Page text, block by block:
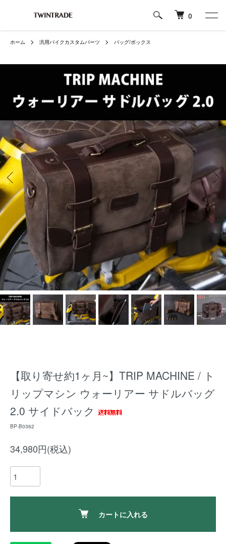
0
ホーム 汎用バイクカスタムパーツ バッグ/ボックス
【取り寄せ約1ヶ月~】TRIP MACHINE / ト
リップマシン ウォーリアー サドルバッグ
2.0 サイドバック
BP-B0362
34,980円(税込)
カートに入れる